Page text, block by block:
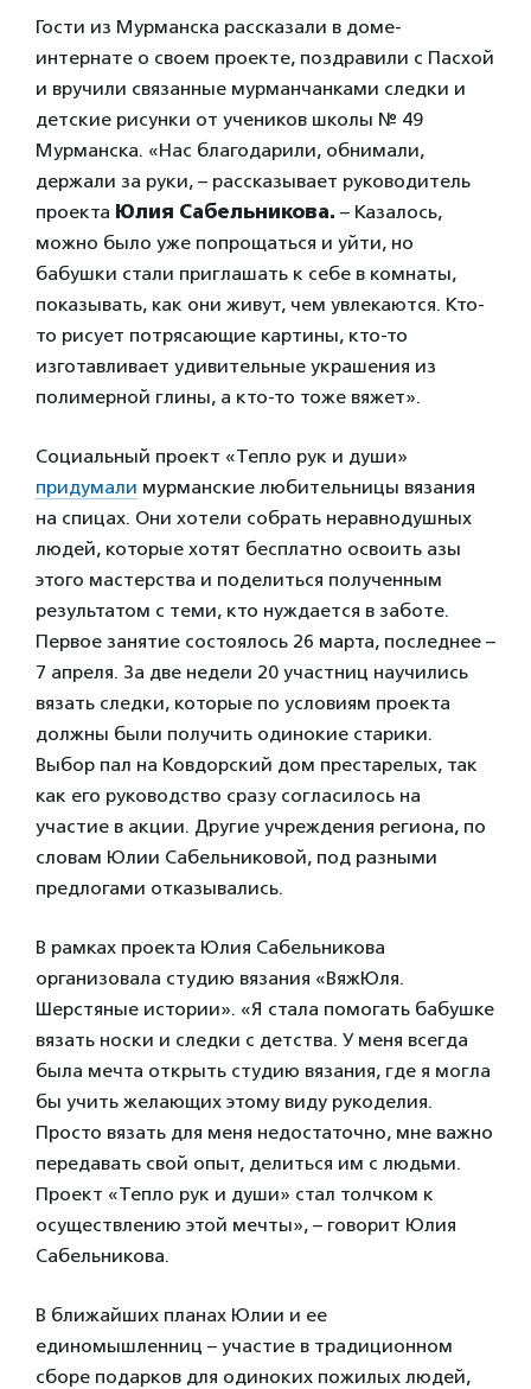
Гости из Мурманска рассказали в доме-
интернате о своем проекте, поздравили с Пасхой
и вручили связанные мурманчанками следки и
детские рисунки от учеников школы № 49
Мурманска. «Нас благодарили, обнимали,
держали за руки, – рассказывает руководитель
проекта Юлия Сабельникова. – Казалось,
можно было уже попрощаться и уйти, но
бабушки стали приглашать к себе в комнаты,
показывать, как они живут, чем увлекаются. Кто-
то рисует потрясающие картины, кто-то
изготавливает удивительные украшения из
полимерной глины, а кто-то тоже вяжет».
Социальный проект «Тепло рук и души»
придумали мурманские любительницы вязания
на спицах. Они хотели собрать неравнодушных
людей, которые хотят бесплатно освоить азы
этого мастерства и поделиться полученным
результатом с теми, кто нуждается в заботе.
Первое занятие состоялось 26 марта, последнее –
7 апреля. За две недели 20 участниц научились
вязать следки, которые по условиям проекта
должны были получить одинокие старики.
Выбор пал на Ковдорский дом престарелых, так
как его руководство сразу согласилось на
участие в акции. Другие учреждения региона, по
словам Юлии Сабельниковой, под разными
предлогами отказывались.
В рамках проекта Юлия Сабельникова
организовала студию вязания «ВяжЮля.
Шерстяные истории». «Я стала помогать бабушке
вязать носки и следки с детства. У меня всегда
была мечта открыть студию вязания, где я могла
бы учить желающих этому виду рукоделия.
Просто вязать для меня недостаточно, мне важно
передавать свой опыт, делиться им с людьми.
Проект «Тепло рук и души» стал толчком к
осуществлению этой мечты», – говорит Юлия
Сабельникова.
В ближайших планах Юлии и ее
единомышленниц – участие в традиционном
сборе подарков для одиноких пожилых людей,